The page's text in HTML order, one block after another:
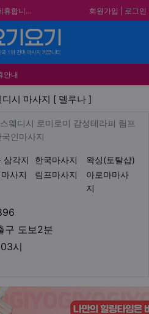
합법적이고 건전한 업체와 광고를 제휴합니다.
됩니다.
회원가입 로그인
안내
웨디시 마사지
시 마사지 [ 델루나 ]
마 [ 델루나 ]
웨디시 로미로미 감성테라피 림프
인마사지
삼각지 한국마사지
왁싱(토탈샵)
사지 림프마사지
아로마마사
지
구 도보2분
시